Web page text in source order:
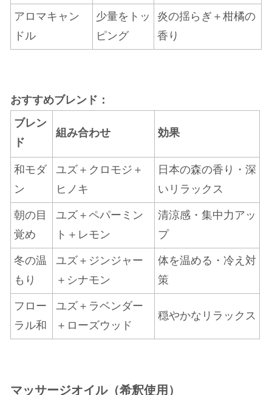
アロマキャン
ドル
少量をトッ
ピング
炎の揺らぎ＋柑橘の
香り
おすすめブレンド：
ブレン
ド
組み合わせ 効果
和モダ
ン
ユズ＋クロモジ＋
ヒノキ
日本の森の香り・深
いリラックス
朝の目
覚め
ユズ＋ペパーミン
ト＋レモン
清涼感・集中力アッ
プ
冬の温
もり
ユズ＋ジンジャー
＋シナモン
体を温める・冷え対
策
フロー
ラル和
ユズ＋ラベンダー
＋ローズウッド
穏やかなリラックス
マッサージオイル（希釈使用）